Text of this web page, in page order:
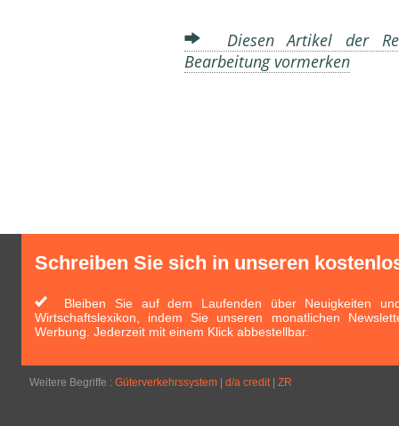
Diesen Artikel der
Bearbeitung vormerken
Schreiben Sie sich in unseren
Bleiben Sie auf dem Laufenden über Neuigkeiten
Wirtschaftslexikon, indem Sie unseren monatlichen
Werbung. Jederzeit mit einem Klick abbestellbar.
Weitere Begriffe : Güterverkehrssystem d/a credit| ZR